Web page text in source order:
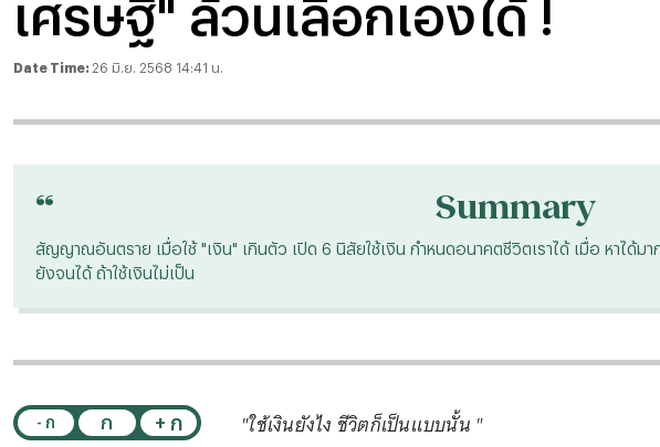
เศรษฐี" ล้วนเลือกเองได้ !
Date Time: 26 มิ.ย. 2568 14:41 น.
“ Summary
สัญญาณอันตราย เมื่อใช้ "เงิน" เกินตัว เปิด 6 นิสัยใช้เงิน กำหนดอนาคตชีวิตเราได้ เมื่อ หาได้มา
ยังจนได้ ถ้าใช้เงินไม่เป็น
- ก ก + ก "ใช้เงินยังไง ชีวิตก็เป็นแบบนั้น "